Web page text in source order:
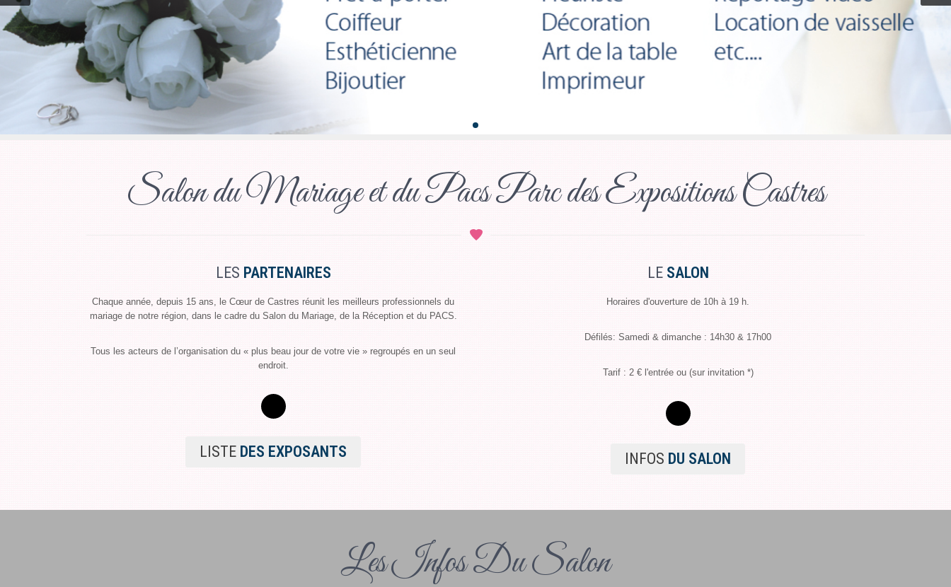
Salon du Mariage et du Pacs Parc des Expositions Castres
LES PARTENAIRES
Chaque année, depuis 15 ans, le Cœur de Castres réunit les meilleurs professionnels du
mariage de notre région, dans le cadre du Salon du Mariage, de la Réception et du PACS.
Tous les acteurs de l’organisation du « plus beau jour de votre vie » regroupés en un seul
endroit.
LISTE DES EXPOSANTS
LE SALON
Horaires d'ouverture de 10h à 19 h.
Défilés: Samedi & dimanche : 14h30 & 17h00
Tarif : 2 € l'entrée ou (sur invitation *)
INFOS DU SALON
Les Infos Du Salon